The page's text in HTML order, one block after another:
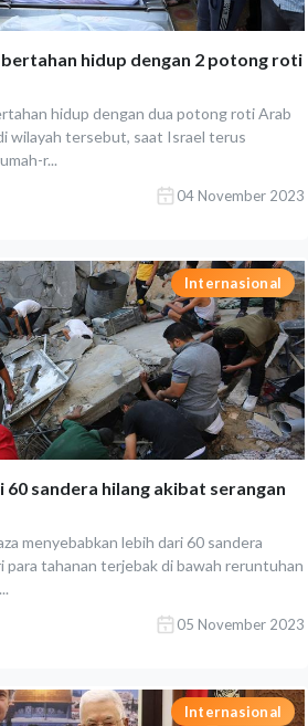
hidup dengan 2 potong roti
hidup dengan dua potong roti Arab
wilayah tersebut, saat Israel terus
r...
04 November 2023
Internasional
sandera hilang akibat serangan
menyebabkan lebih dari 60 sandera
para tahanan terjebak di bawah reruntuhan
05 November 2023
Internasional